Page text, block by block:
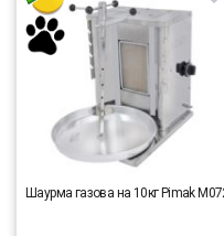
Шаурма газова на 10кг Pimak